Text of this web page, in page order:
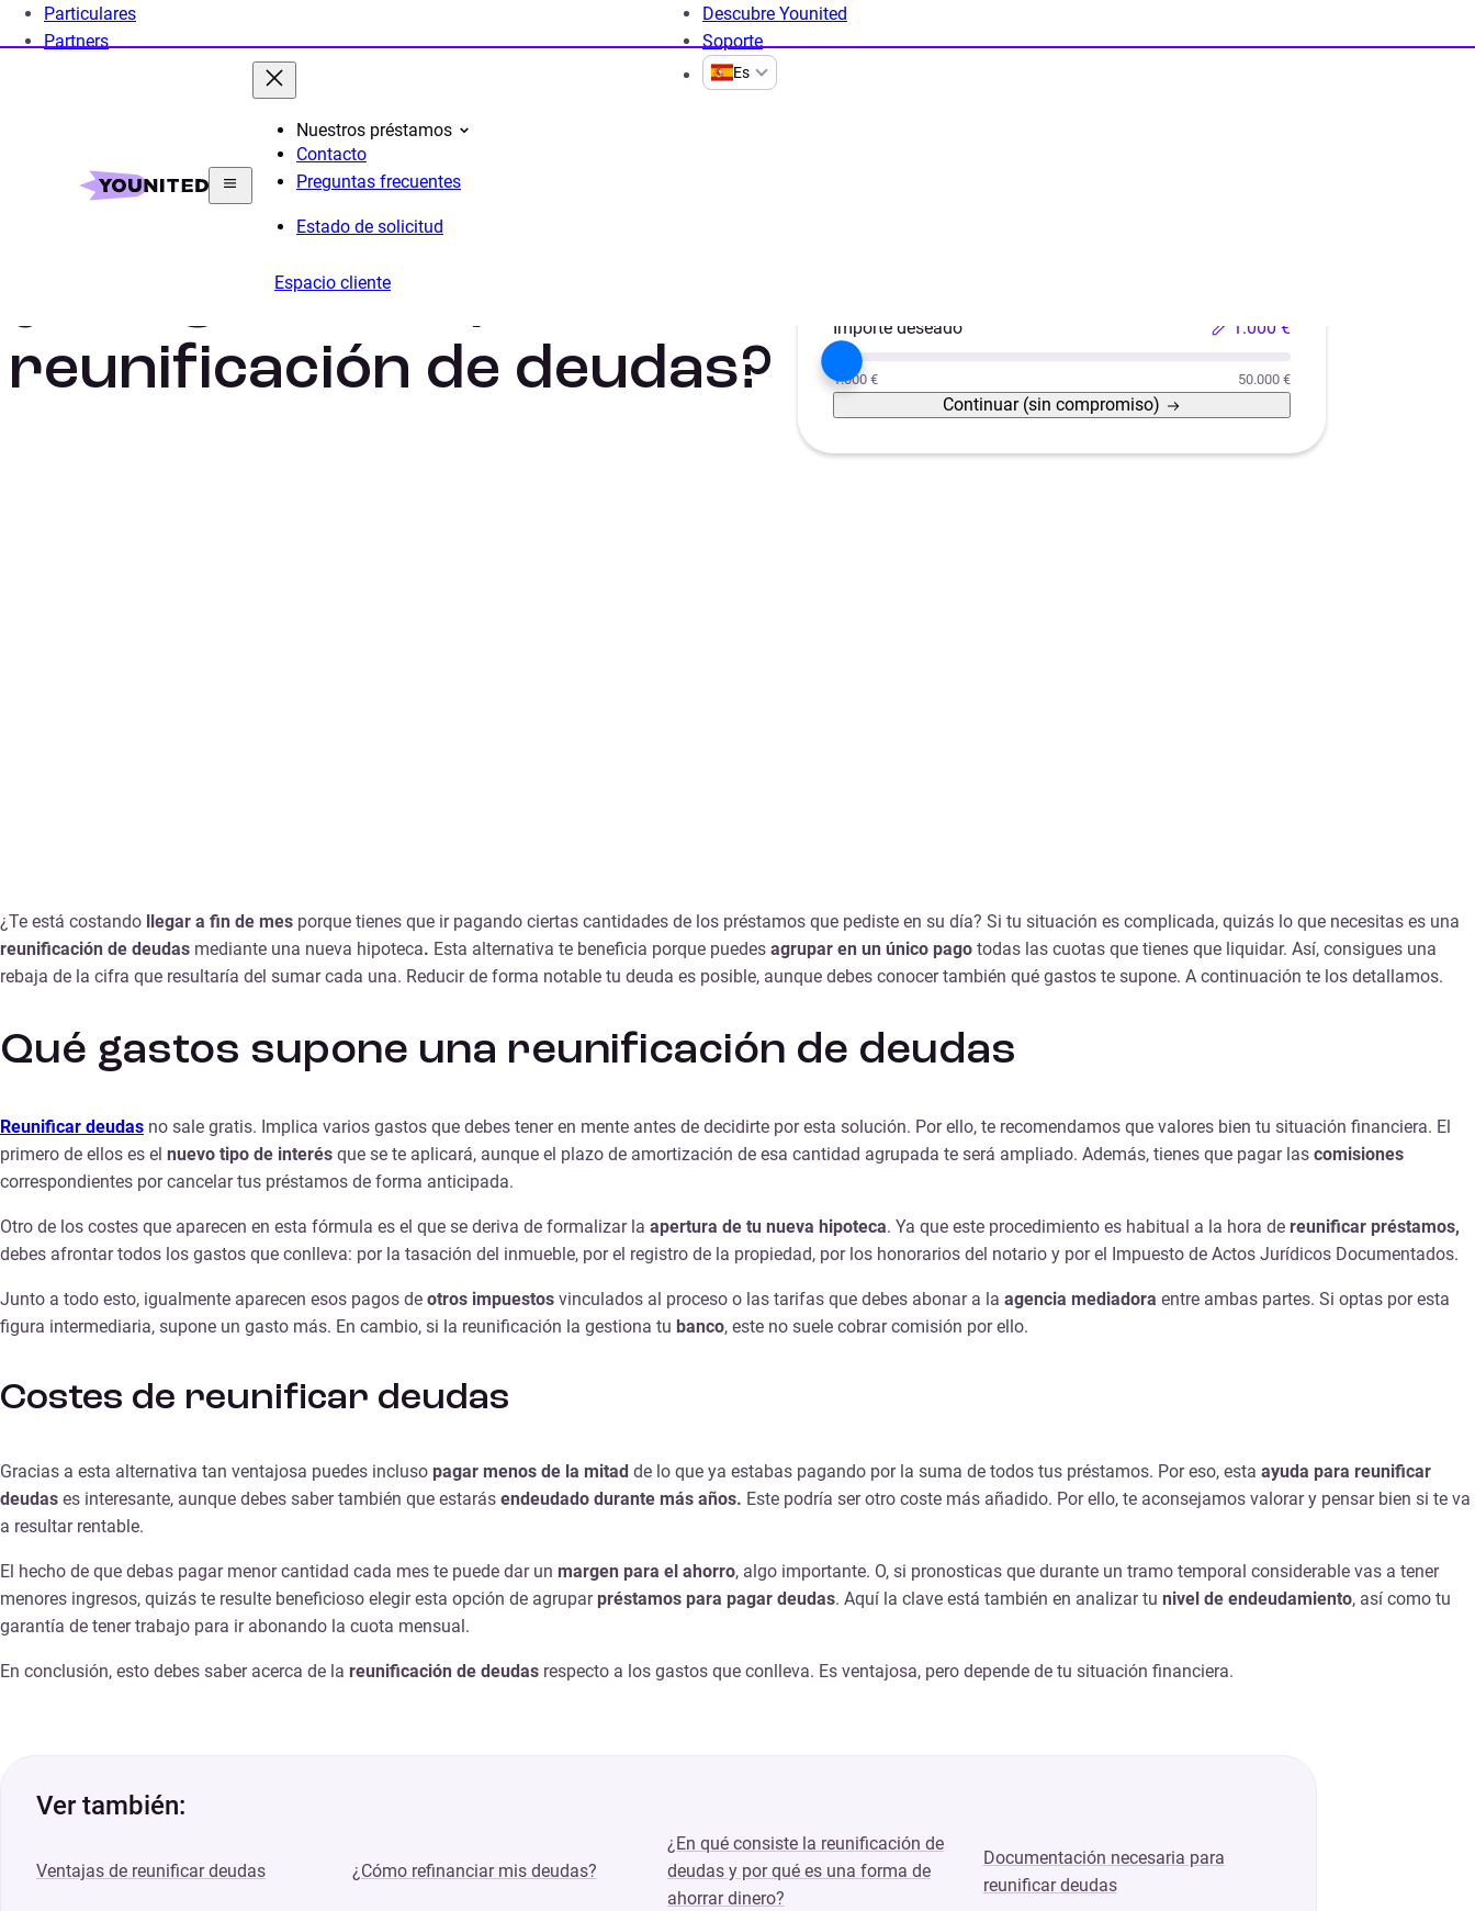
Particulares
Partners
Descubre Younited
Soporte
Es
Nuestros préstamos
Contacto
Preguntas frecuentes
Estado de solicitud
Espacio cliente
Préstamo Unificar Créditos
¿Qué gastos implica una
reunificación de deudas?
Importe deseado
1.000 €
1.000 € 50.000 €
Continuar (sin compromiso)
¿Te está costando llegar a fin de mes porque tienes que ir pagando ciertas cantidades de los préstamos que pediste en su día? Si tu situación es complicada, quizás lo que necesitas es una
reunificación de deudas mediante una nueva hipoteca. Esta alternativa te beneficia porque puedes agrupar en un único pago todas las cuotas que tienes que liquidar. Así, consigues una
rebaja de la cifra que resultaría del sumar cada una. Reducir de forma notable tu deuda es posible, aunque debes conocer también qué gastos te supone. A continuación te los detallamos.
Qué gastos supone una reunificación de deudas
Reunificar deudas no sale gratis. Implica varios gastos que debes tener en mente antes de decidirte por esta solución. Por ello, te recomendamos que valores bien tu situación financiera. El
primero de ellos es el nuevo tipo de interés que se te aplicará, aunque el plazo de amortización de esa cantidad agrupada te será ampliado. Además, tienes que pagar las comisiones
correspondientes por cancelar tus préstamos de forma anticipada.
Otro de los costes que aparecen en esta fórmula es el que se deriva de formalizar la apertura de tu nueva hipoteca. Ya que este procedimiento es habitual a la hora de reunificar préstamos,
debes afrontar todos los gastos que conlleva: por la tasación del inmueble, por el registro de la propiedad, por los honorarios del notario y por el Impuesto de Actos Jurídicos Documentados.
Junto a todo esto, igualmente aparecen esos pagos de otros impuestos vinculados al proceso o las tarifas que debes abonar a la agencia mediadora entre ambas partes. Si optas por esta
figura intermediaria, supone un gasto más. En cambio, si la reunificación la gestiona tu banco, este no suele cobrar comisión por ello.
Costes de reunificar deudas
Gracias a esta alternativa tan ventajosa puedes incluso pagar menos de la mitad de lo que ya estabas pagando por la suma de todos tus préstamos. Por eso, esta ayuda para reunificar
deudas es interesante, aunque debes saber también que estarás endeudado durante más años. Este podría ser otro coste más añadido. Por ello, te aconsejamos valorar y pensar bien si te va
a resultar rentable.
El hecho de que debas pagar menor cantidad cada mes te puede dar un margen para el ahorro, algo importante. O, si pronosticas que durante un tramo temporal considerable vas a tener
menores ingresos, quizás te resulte beneficioso elegir esta opción de agrupar préstamos para pagar deudas. Aquí la clave está también en analizar tu nivel de endeudamiento, así como tu
garantía de tener trabajo para ir abonando la cuota mensual.
En conclusión, esto debes saber acerca de la reunificación de deudas respecto a los gastos que conlleva. Es ventajosa, pero depende de tu situación financiera.
Ver también:
Ventajas de reunificar deudas ¿Cómo refinanciar mis deudas?
¿En qué consiste la reunificación de
deudas y por qué es una forma de
ahorrar dinero?
Documentación necesaria para
reunificar deudas